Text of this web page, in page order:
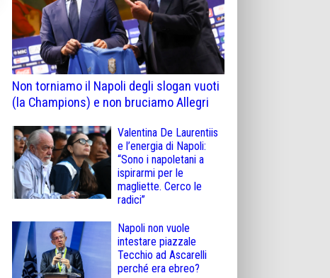
Non torniamo il Napoli degli slogan vuoti
(la Champions) e non bruciamo Allegri
Valentina De Laurentiis
e l’energia di Napoli:
“Sono i napoletani a
ispirarmi per le
magliette. Cerco le
radici”
Napoli non vuole
intestare piazzale
Tecchio ad Ascarelli
perché era ebreo?